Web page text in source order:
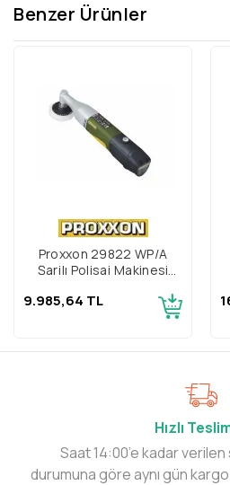
Benzer Ürünler
Proxxon 29822 WP/A
Şarjlı Polisaj Makinesi
9.985,64 TL
Hızlı
Saat 14:00’e kadar
durumuna göre aynı gün